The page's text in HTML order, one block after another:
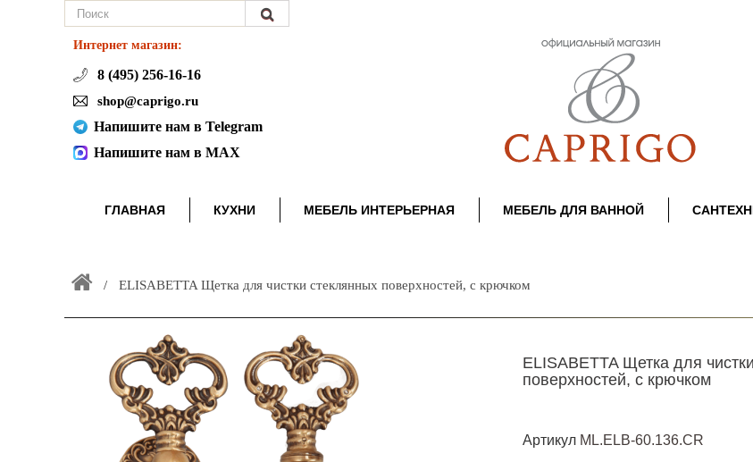
Интернет магазин:
8 (495) 256-16-16
shop@caprigo.ru
Напишите нам в Telegram
Напишите нам в MAX
ГЛАВНАЯ КУХНИ МЕБЕЛЬ ИНТЕРЬЕРНАЯ МЕБЕЛЬ ДЛЯ ВАННОЙ
ELISABETTA Щетка для чистки стеклянных поверхностей, с крючком
ELISABETTA Щетка для
поверхностей, с крючком
Артикул ML.ELB-60.136.CR